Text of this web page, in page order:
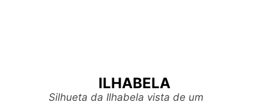
ILHABELA
Silhueta da Ilhabela vista de um